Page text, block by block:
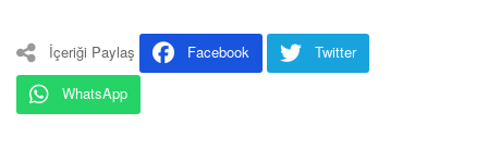
İçeriği Paylaş Facebook
Twitter
WhatsApp